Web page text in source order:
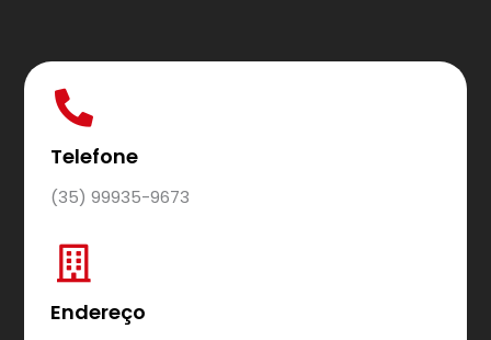
Telefone
(35) 99935-9673
Endereço